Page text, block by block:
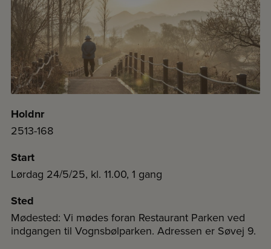
Holdnr
2513-168
Start
Lørdag 24/5/25, kl. 11.00, 1 gang
Sted
Mødested: Vi mødes foran Restaurant Parken ved
indgangen til Vognsbølparken. Adressen er Søvej 9.